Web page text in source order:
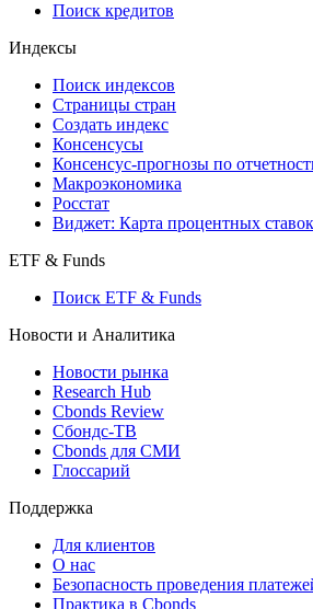
API каталог
Кредиты
Поиск кредитов
Индексы
Поиск индексов
Страницы стран
Создать индекс
Консенсусы
Консенсус-прогнозы по отчетности
Макроэкономика
Виджет: Карта процентных ставок
ETF & Funds
Поиск ETF & Funds
Новости и Аналитика
Новости рынка
Research Hub
Cbonds Review
Сбондс-ТВ
Глоссарий
Поддержка